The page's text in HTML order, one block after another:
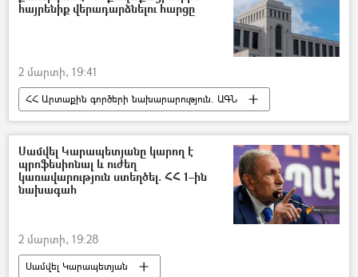
հայրենիք վերադարձնելու հարցը
2 մարտի, 19:41
ՀՀ Արտաքին գործերի նախարարություն. ԱԳՆ
Իրանի Իսլամական Հանրապետություն
Մերձավոր Արևելք
միջուկային վառելիք
միջուկային ծրագիր
միջուկային զենք
Միջուկային պայմանագիր
Սամվել Կարապետյանը կարող է
պրոֆեսիոնալ և ուժեղ
կառավարություն ստեղծել. ՀՀ 1–ին
նախագահ
2 մարտի, 19:28
Սամվել Կարապետյան